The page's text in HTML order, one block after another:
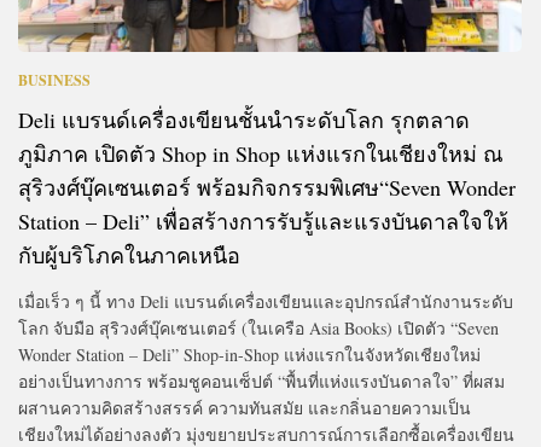
BUSINESS
Deli แบรนด์เครื่องเขียนชั้นนำระดับโลก รุกตลาด
ภูมิภาค เปิดตัว Shop in Shop แห่งแรกในเชียงใหม่ ณ
สุริวงศ์บุ๊คเซนเตอร์ พร้อมกิจกรรมพิเศษ“Seven Wonder
Station – Deli” เพื่อสร้างการรับรู้และแรงบันดาลใจให้
กับผู้บริโภคในภาคเหนือ
เมื่อเร็ว ๆ นี้ ทาง Deli แบรนด์เครื่องเขียนและอุปกรณ์สำนักงานระดับ
โลก จับมือ สุริวงศ์บุ๊คเซนเตอร์ (ในเครือ Asia Books) เปิดตัว “Seven
Wonder Station – Deli” Shop-in-Shop แห่งแรกในจังหวัดเชียงใหม่
อย่างเป็นทางการ พร้อมชูคอนเซ็ปต์ “พื้นที่แห่งแรงบันดาลใจ” ที่ผสม
ผสานความคิดสร้างสรรค์ ความทันสมัย และกลิ่นอายความเป็น
เชียงใหม่ได้อย่างลงตัว มุ่งขยายประสบการณ์การเลือกซื้อเครื่องเขียน